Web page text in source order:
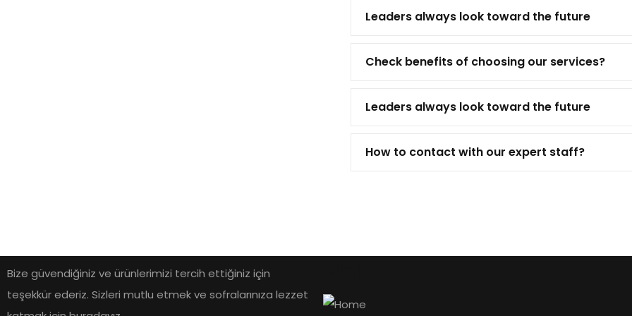
Leaders always look toward the future
Check benefits of choosing our services?
Leaders always look toward the future
How to contact with our expert staff?
Bize güvendiğiniz ve ürünlerimizi tercih ettiğiniz için
teşekkür ederiz. Sizleri mutlu etmek ve sofralarınıza lezzet